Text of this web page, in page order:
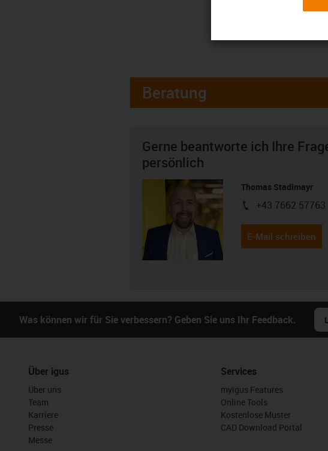
Beratung
Gerne beantworte ich Ihre
persönlich
Thomas Stadlmayr
igus-icon-phone
+43 7662 57763
E-Mail schreiben
Was können wir für Sie verbessern? Geben Sie uns Ihr Feedback.
Über igus
Über uns
Team
Karriere
Presse
Messe
Services
myigus Features
Online Tools
Kostenlose Muster
CAD Download Portal